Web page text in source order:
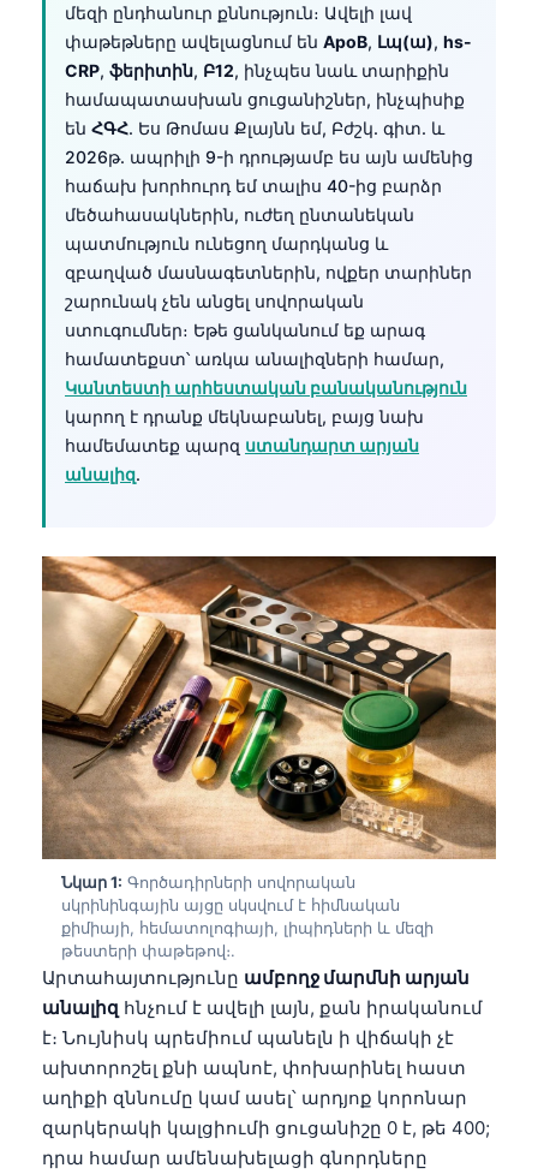
մեզի ընդհանուր քննություն։ Ավելի լավ
փաթեթները ավելացնում են ApoB, Լպ(ա), hs-
CRP, ֆերիտին, Բ12, ինչպես նաև տարիքին
համապատասխան ցուցանիշներ, ինչպիսիք
են ՀԳՀ. Ես Թոմաս Քլայնն եմ, Բժշկ. գիտ. և
2026թ. ապրիլի 9-ի դրությամբ ես այն ամենից
հաճախ խորհուրդ եմ տալիս 40-ից բարձր
մեծահասակներին, ուժեղ ընտանեկան
պատմություն ունեցող մարդկանց և
զբաղված մասնագետներին, ովքեր տարիներ
շարունակ չեն անցել սովորական
ստուգումներ։ Եթե ցանկանում եք արագ
համատեքստ՝ առկա անալիզների համար,
Կանտեստի արհեստական բանականություն
կարող է դրանք մեկնաբանել, բայց նախ
համեմատեք պարզ ստանդարտ արյան
անալիզ.
Նկար 1: Գործադիրների սովորական
սկրինինգային այցը սկսվում է հիմնական
քիմիայի, հեմատոլոգիայի, լիպիդների և մեզի
թեստերի փաթեթով։.
Արտահայտությունը ամբողջ մարմնի արյան
անալիզ հնչում է ավելի լայն, քան իրականում
է։ Նույնիսկ պրեմիում պանելն ի վիճակի չէ
ախտորոշել քնի ապնոէ, փոխարինել հաստ
աղիքի զննումը կամ ասել՝ արդյոք կորոնար
զարկերակի կալցիումի ցուցանիշը 0 է, թե 400;
դրա համար ամենախելացի գնորդները